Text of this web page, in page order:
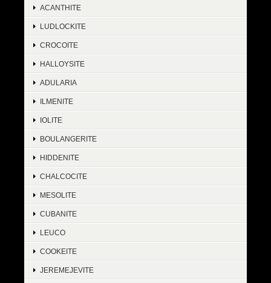
ACANTHITE
LUDLOCKITE
CROCOITE
HALLOYSITE
ADULARIA
ILMENITE
IOLITE
BOULANGERITE
HIDDENITE
CHALCOCITE
MESOLITE
CUBANITE
LEUCO
COOKEITE
JEREMEJEVITE